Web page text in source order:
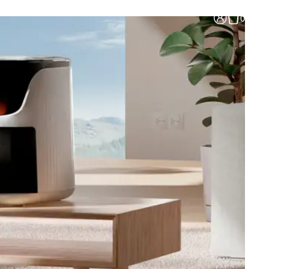
0
Аэрогриль Luxhommè AirChef
Dual Pro (2 чаши)
15 835 ₽
Кофемашина Luxhommè
Аэрогриль Luxhommè AirChef